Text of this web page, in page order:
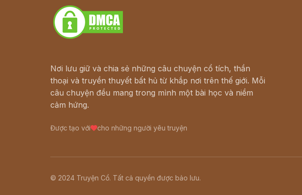
Nơi lưu giữ và chia sẻ những câu chuyện cổ tích, thần
thoại và truyền thuyết bất hủ từ khắp nơi trên thế giới. Mỗi
câu chuyện đều mang trong mình một bài học và niềm
cảm hứng.
Được tạo với cho những người yêu truyện
© 2024 Truyện Cổ. Tất cả quyền được bảo lưu.